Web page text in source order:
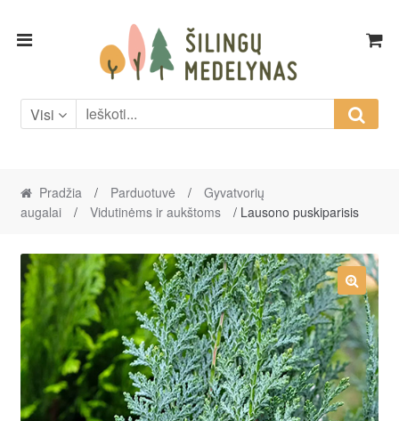
Skip
Skip
Visi
Pradžia / Parduotuvė /
Gyvatvorių
augalai
/ Vidutinėms ir aukštoms / Lausono puskiparisis